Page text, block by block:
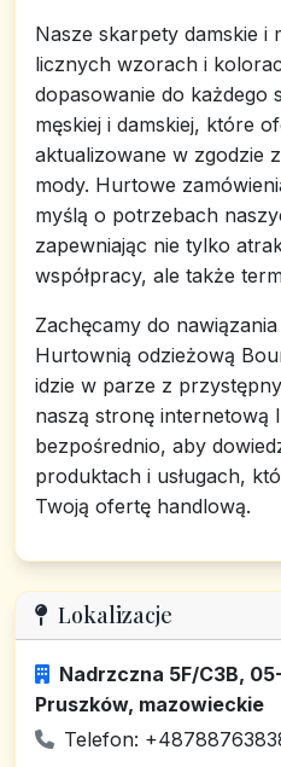
Nasze skarpety damskie i
licznych wzorach i
dopasowanie do każdego
męskiej i damskiej, które
aktualizowane w zgodzie
mody. Hurtowe
myślą o potrzebach
zapewniając nie tylko
współpracy, ale także
Zachęcamy do
Hurtownią odzieżową
idzie w parze z
naszą stronę internetową
bezpośrednio, aby
produktach i usługach,
Twoją ofertę handlową.
Lokalizacje
Nadrzczna 5F/C3B,
Pruszków, mazowieckie
Telefon: